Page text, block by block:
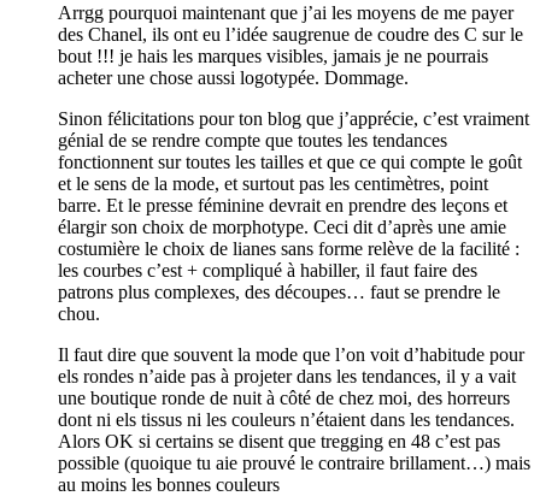
Arrgg pourquoi maintenant que j’ai les moyens de me payer
des Chanel, ils ont eu l’idée saugrenue de coudre des C sur le
bout !!! je hais les marques visibles, jamais je ne pourrais
acheter une chose aussi logotypée. Dommage.
Sinon félicitations pour ton blog que j’apprécie, c’est vraiment
génial de se rendre compte que toutes les tendances
fonctionnent sur toutes les tailles et que ce qui compte le goût
et le sens de la mode, et surtout pas les centimètres, point
barre. Et le presse féminine devrait en prendre des leçons et
élargir son choix de morphotype. Ceci dit d’après une amie
costumière le choix de lianes sans forme relève de la facilité :
les courbes c’est + compliqué à habiller, il faut faire des
patrons plus complexes, des découpes… faut se prendre le
chou.
Il faut dire que souvent la mode que l’on voit d’habitude pour
els rondes n’aide pas à projeter dans les tendances, il y a vait
une boutique ronde de nuit à côté de chez moi, des horreurs
dont ni els tissus ni les couleurs n’étaient dans les tendances.
Alors OK si certains se disent que tregging en 48 c’est pas
possible (quoique tu aie prouvé le contraire brillament…) mais
au moins les bonnes couleurs